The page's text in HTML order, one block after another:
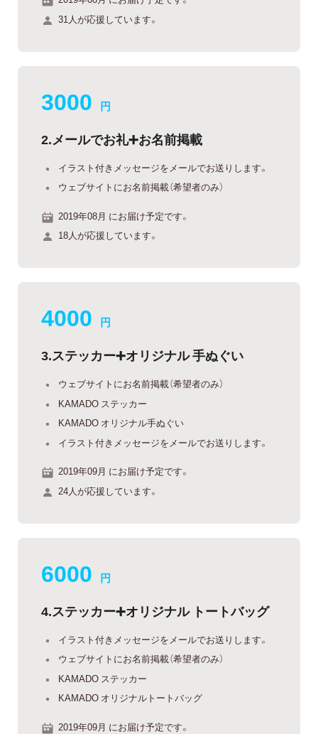
31人が応援しています。
3000 円
2.メールでお礼➕お名前掲載
イラスト付きメッセージをメールでお送りします。
ウェブサイトにお名前掲載（希望者のみ）
2019年08月 にお届け予定です。
18人が応援しています。
4000 円
3.ステッカー➕オリジナル 手ぬぐい
ウェブサイトにお名前掲載（希望者のみ）
KAMADO ステッカー
KAMADO オリジナル手ぬぐい
イラスト付きメッセージをメールでお送りします。
2019年09月 にお届け予定です。
24人が応援しています。
6000 円
4.ステッカー➕オリジナル トートバッグ
イラスト付きメッセージをメールでお送りします。
ウェブサイトにお名前掲載（希望者のみ）
KAMADO ステッカー
KAMADO オリジナルトートバッグ
2019年09月 にお届け予定です。